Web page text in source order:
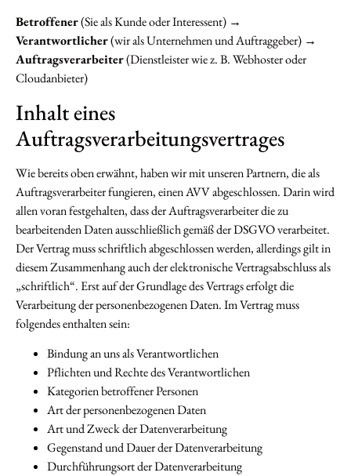
Betroffener(Sie als Kunde oder Interessent) →
Verantwortlicher(wir als Unternehmen und Auftraggeber) →
Auftragsverarbeiter(Dienstleister wie z. B. Webhoster oder
Cloudanbieter)
Inhalt eines
Auftragsverarbeitungsvertrages
Wie bereits oben erwähnt, haben wir mit unseren Partnern, die als
Auftragsverarbeiter fungieren, einen AVV abgeschlossen. Darin wird
allen voran festgehalten, dass der Auftragsverarbeiter die zu
bearbeitenden Daten ausschließlich gemäß der DSGVO verarbeitet.
Der Vertrag muss schriftlich abgeschlossen werden, allerdings gilt in
diesem Zusammenhang auch der elektronische Vertragsabschluss als
„schriftlich“. Erst auf der Grundlage des Vertrags erfolgt die
Verarbeitung der personenbezogenen Daten. Im Vertrag muss
folgendes enthalten sein:
Bindung an uns als Verantwortlichen
Pflichten und Rechte des Verantwortlichen
Kategorien betroffener Personen
Art der personenbezogenen Daten
Art und Zweck der Datenverarbeitung
Gegenstand und Dauer der Datenverarbeitung
Durchführungsort der Datenverarbeitung